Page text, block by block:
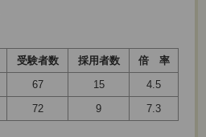
受験者数 採用者数
倍 率
67 15
4.5
72 9 7.3